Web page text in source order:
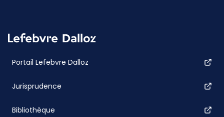
Portail Lefebvre Dalloz
Jurisprudence
Bibliothèque